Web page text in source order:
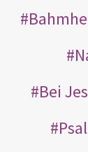
Bei